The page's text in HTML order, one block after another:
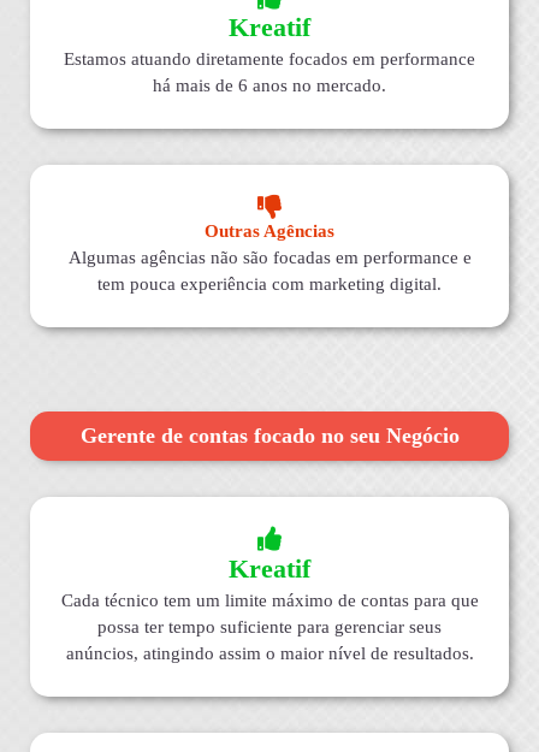
Kreatif
Estamos atuando diretamente focados em performance
há mais de 6 anos no mercado.
Outras Agências
Algumas agências não são focadas em performance e
tem pouca experiência com marketing digital.
Gerente de contas focado no seu Negócio
Kreatif
Cada técnico tem um limite máximo de contas para que
possa ter tempo suficiente para gerenciar seus
anúncios, atingindo assim o maior nível de resultados.